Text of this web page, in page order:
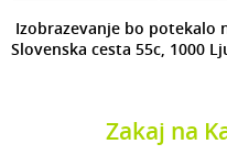
Izobrazevanje bo potekalo
Slovenska cesta 55c, 1000
Zakaj na